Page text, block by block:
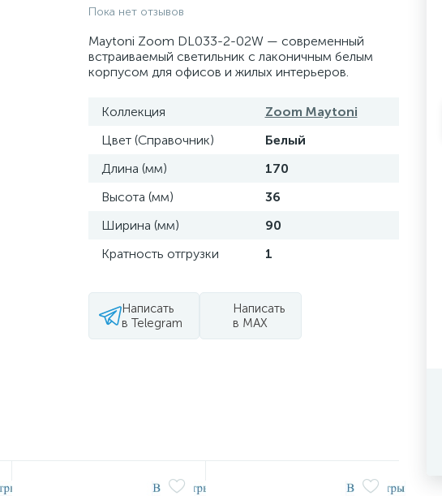
Пока нет отзывов
Maytoni Zoom DL033-2-02W — современный
встраиваемый светильник с лаконичным белым
корпусом для офисов и жилых интерьеров.
Коллекция
Zoom Maytoni
Цвет (Справочник)
Белый
Длина (мм)
170
Высота (мм)
36
Ширина (мм)
90
Кратность отгрузки
1
Написать
в Telegram
Написать
в MAX